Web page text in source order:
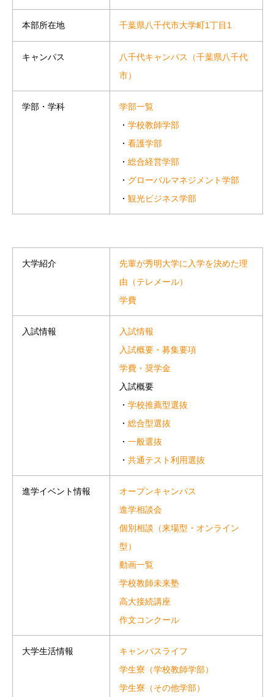
本部所在地 千葉県八千代市大学町1丁目1
キャンパス
八千代キャンパス（千葉県八千代
市）
学部・学科
学部一覧
・ 学校教師学部
・ 看護学部
・ 総合経営学部
・ グローバルマネジメント学部
・ 観光ビジネス学部
大学紹介
先輩が秀明大学に入学を決めた理
由（テレメール）
学費
入試情報
入試情報
入試概要・募集要項
学費・奨学金
入試概要
・ 学校推薦型選抜
・ 総合型選抜
・ 一般選抜
・ 共通テスト利用選抜
進学イベント情報
オープンキャンパス
進学相談会
個別相談（来場型・オンライン
型）
動画一覧
学校教師未来塾
高大接続講座
作文コンクール
大学生活情報
キャンパスライフ
学生寮（学校教師学部）
学生寮（その他学部）